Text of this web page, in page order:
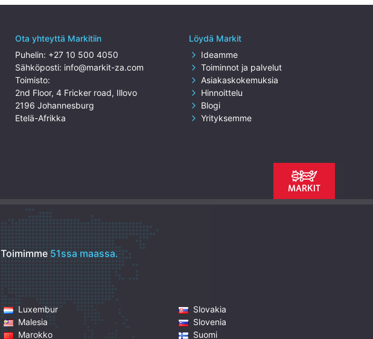
Ota yhteyttä Markitiin
Puhelin: +27 10 500 4050
Sähköposti: info@markit-za.com
Toimisto:
2nd Floor, 4 Fricker road, Illovo
2196 Johannesburg
Etelä-Afrikka
Löydä Markit
Ideamme
Toiminnot ja palvelut
Asiakaskokemuksia
Hinnoittelu
Blogi
Yrityksemme
Toimimme 51ssa maassa.
Luxembur
Malesia
Marokko
Slovakia
Slovenia
Suomi